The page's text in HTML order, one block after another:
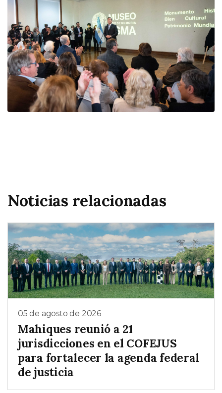
Noticias relacionadas
05 de agosto de 2026
Mahiques reunió a 21
jurisdicciones en el COFEJUS
para fortalecer la agenda federal
de justicia